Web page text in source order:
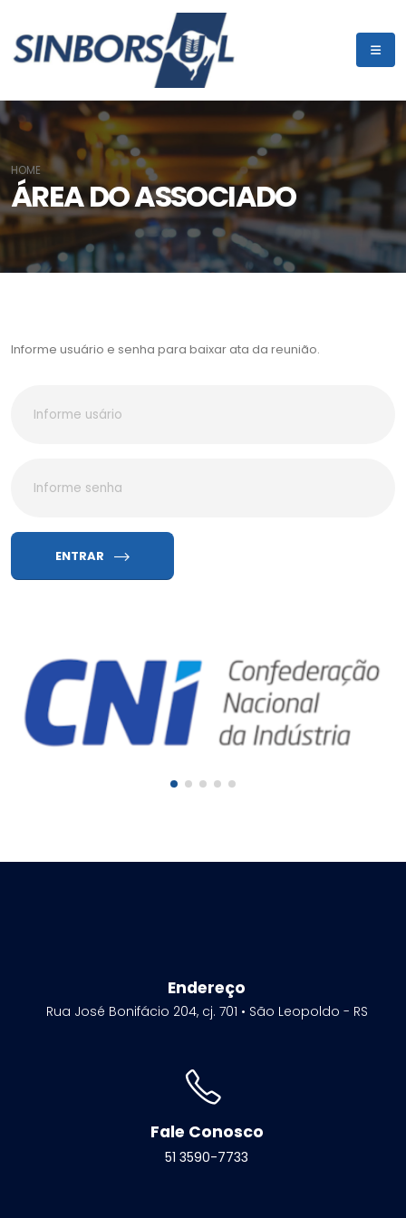
ÁREA DO ASSOCIADO
HOME
Informe usuário e senha para baixar ata da reunião.
ENTRAR
Endereço
Rua José Bonifácio 204, cj. 701 • São Leopoldo - RS
Fale Conosco
51 3590-7733